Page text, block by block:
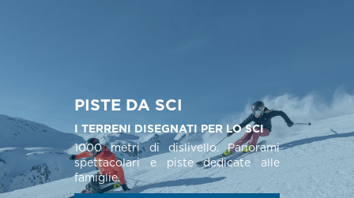
PISTE DA SCI
I TERRENI DISEGNATI PER LO SCI
1000 metri di dislivello. Panorami
spettacolari e piste dedicate alle
famiglie.